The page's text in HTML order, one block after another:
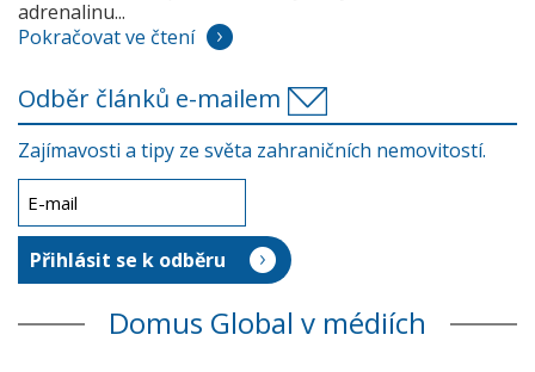
adrenalinu...
Pokračovat ve čtení
Odběr článků e-mailem
Zajímavosti a tipy ze světa zahraničních nemovitostí.
Domus Global v médiích